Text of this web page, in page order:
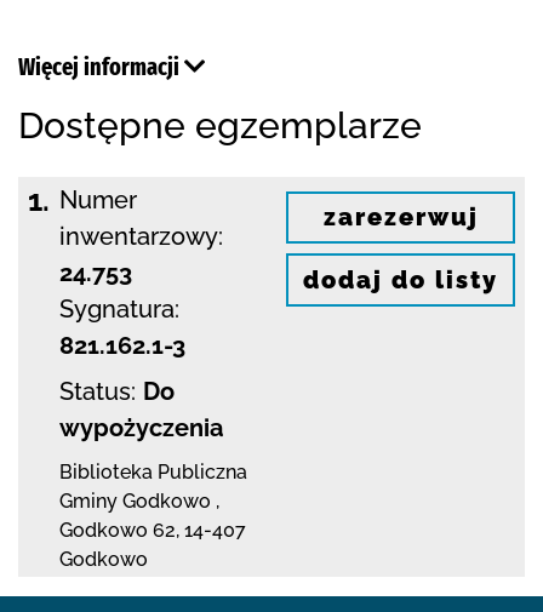
Więcej informacji
Dostępne egzemplarze
1. Numer
inwentarzowy:
24.753
Sygnatura:
821.162.1-3
Status: Do
wypożyczenia
Biblioteka Publiczna
Gminy Godkowo ,
Godkowo 62, 14-407
Godkowo
zarezerwuj
dodaj do listy